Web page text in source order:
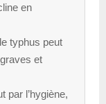
en
typhus peut
et
par l’hygiène,